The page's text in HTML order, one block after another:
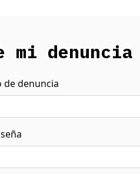
mi denuncia
denuncia